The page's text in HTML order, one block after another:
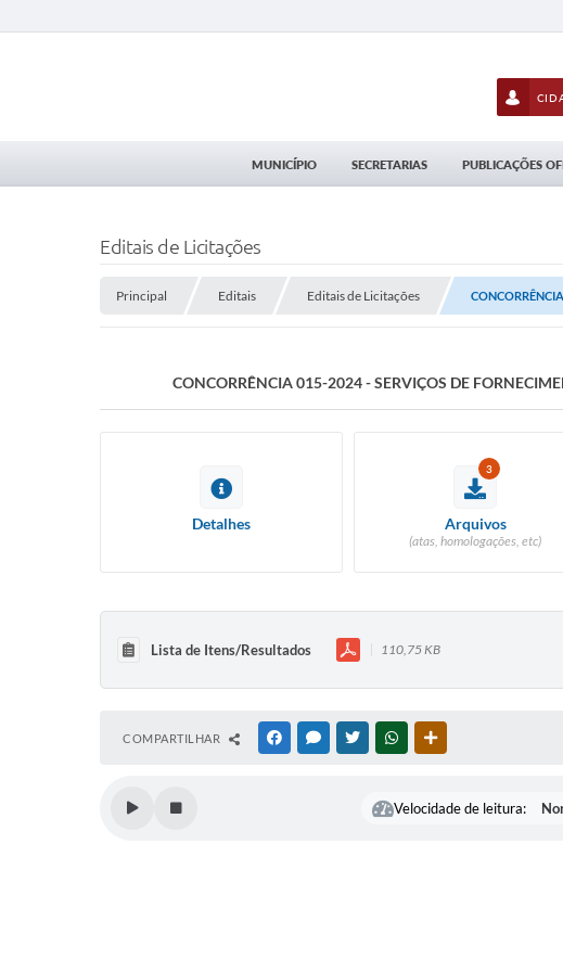
MUNICÍPIO SECRETARIAS PUBLICAÇÕES
Editais de Licitações
Principal Editais Editais de Licitações
CONCORRÊNCIA 015-2024 - SERVIÇOS DE
Detalhes
3
Arquivos
(atas, homologações, etc)
Lista de Itens/Resultados 110,75 KB
COMPARTILHAR FACEBOOKMESSENGER
TWITTERWHATSAPP
Velocidade de leitura: